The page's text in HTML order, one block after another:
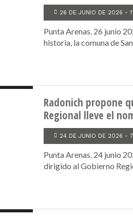
26 DE JUNIO DE 2026 -
Punta Arenas. 26 junio
historia, la comuna de
Radonich propone
Regional lleve el
24 DE JUNIO DE 2026 -
Punta Arenas. 24 junio
dirigido al Gobierno